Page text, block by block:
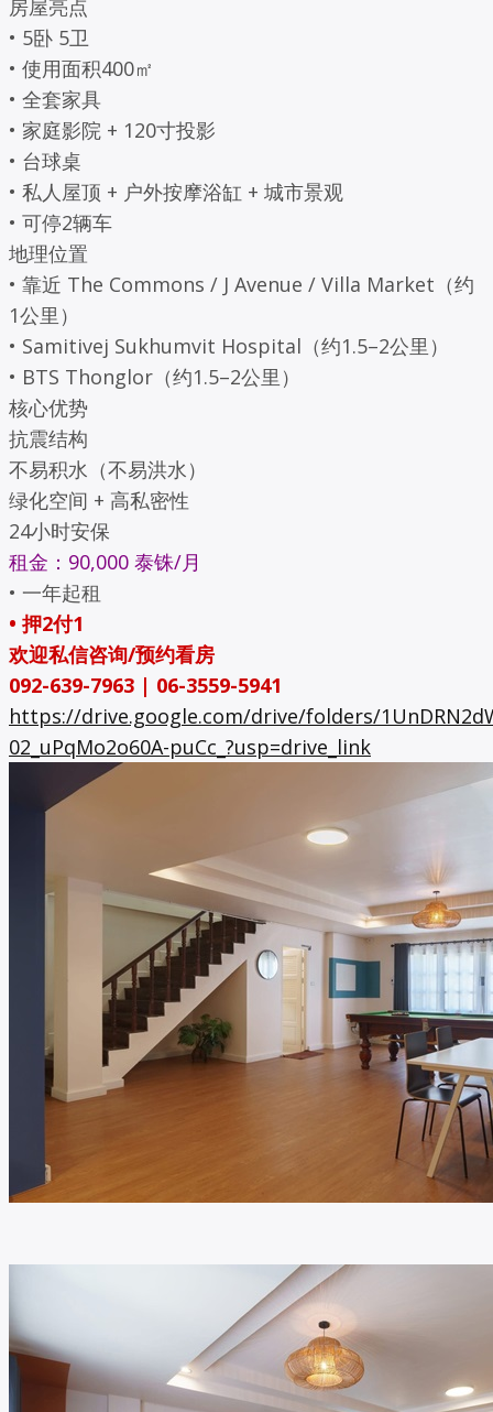
房屋亮点
• 5卧 5卫
• 使用面积400㎡
• 全套家具
• 家庭影院 + 120寸投影
• 台球桌
• 私人屋顶 + 户外按摩浴缸 + 城市景观
• 可停2辆车
地理位置
• 靠近 The Commons / J Avenue / Villa Market（约
1公里）
• Samitivej Sukhumvit Hospital（约1.5–2公里）
• BTS Thonglor（约1.5–2公里）
核心优势
抗震结构
不易积水（不易洪水）
绿化空间 + 高私密性
24小时安保
租金：90,000 泰铢/月
• 一年起租
• 押2付1
欢迎私信咨询/预约看房
092-639-7963 | 06-3559-5941
https://drive.google.com/drive/folders/
02_uPqMo2o60A-puCc_?usp=drive_link